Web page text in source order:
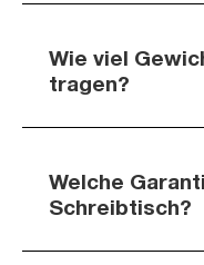
Wie viel
tragen?
Welche
Schreibtisch?